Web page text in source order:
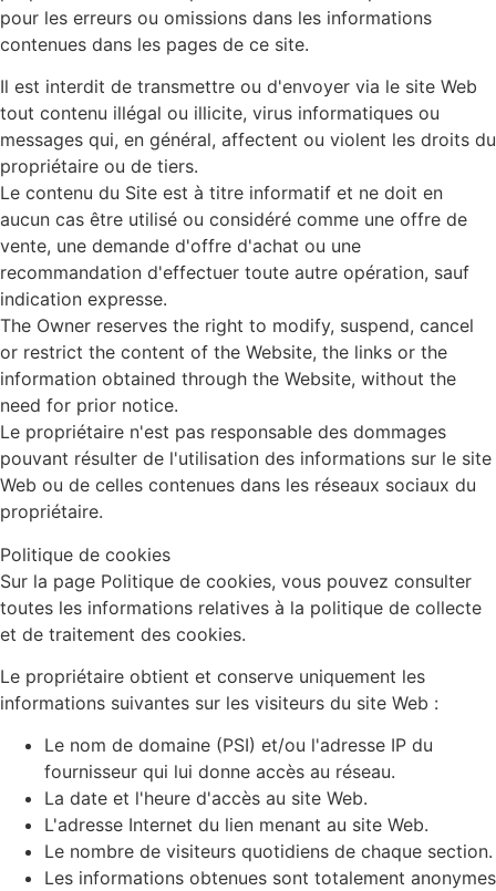
pour les erreurs ou omissions dans les informations
contenues dans les pages de ce site.
Il est interdit de transmettre ou d'envoyer via le site Web
tout contenu illégal ou illicite, virus informatiques ou
messages qui, en général, affectent ou violent les droits du
propriétaire ou de tiers.
Le contenu du Site est à titre informatif et ne doit en
aucun cas être utilisé ou considéré comme une offre de
vente, une demande d'offre d'achat ou une
recommandation d'effectuer toute autre opération, sauf
indication expresse.
The Owner reserves the right to modify, suspend, cancel
or restrict the content of the Website, the links or the
information obtained through the Website, without the
need for prior notice.
Le propriétaire n'est pas responsable des dommages
pouvant résulter de l'utilisation des informations sur le site
Web ou de celles contenues dans les réseaux sociaux du
propriétaire.
Politique de cookies
Sur la page Politique de cookies, vous pouvez consulter
toutes les informations relatives à la politique de collecte
et de traitement des cookies.
Le propriétaire obtient et conserve uniquement les
informations suivantes sur les visiteurs du site Web :
Le nom de domaine (PSI) et/ou l'adresse IP du
fournisseur qui lui donne accès au réseau.
La date et l'heure d'accès au site Web.
L'adresse Internet du lien menant au site Web.
Le nombre de visiteurs quotidiens de chaque section.
Les informations obtenues sont totalement anonymes